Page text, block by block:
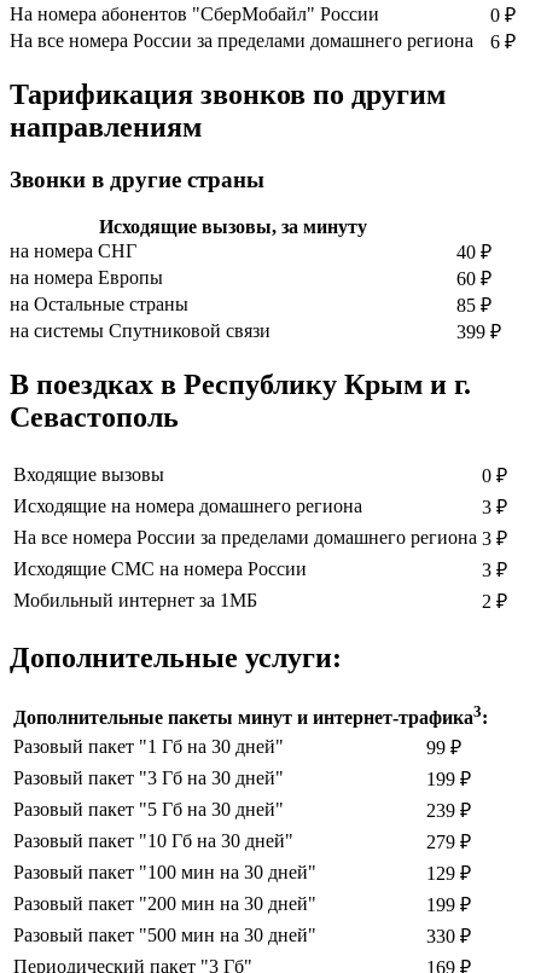
На номера абонентов "СберМобайл" России
0 ₽
На все номера России за пределами домашнего региона
6 ₽
Тарификация звонков по другим
направлениям
Звонки в другие страны
Исходящие вызовы, за минуту
на номера СНГ
40 ₽
на номера Европы
60 ₽
на Остальные страны
85 ₽
на системы Спутниковой связи
399 ₽
В поездках в Республику Крым и г.
Севастополь
Входящие вызовы
0 ₽
Исходящие на номера домашнего региона
3 ₽
На все номера России за пределами домашнего региона 3 ₽
Исходящие СМС на номера России
3 ₽
Мобильный интернет за 1МБ
2 ₽
Дополнительные услуги:
Дополнительные пакеты минут и интернет-трафика3:
Разовый пакет "1 Гб на 30 дней"
99 ₽
Разовый пакет "3 Гб на 30 дней"
199 ₽
Разовый пакет "5 Гб на 30 дней"
239 ₽
Разовый пакет "10 Гб на 30 дней"
279 ₽
Разовый пакет "100 мин на 30 дней"
129 ₽
Разовый пакет "200 мин на 30 дней"
199 ₽
Разовый пакет "500 мин на 30 дней"
330 ₽
Периодический пакет "3 Гб"
169 ₽